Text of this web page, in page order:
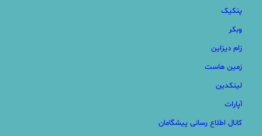
پنکیک
وبکر
زام دیزاین
زمین هاست
لینکدین
آپارات
کانال اطلاع رسانی پیشگامان